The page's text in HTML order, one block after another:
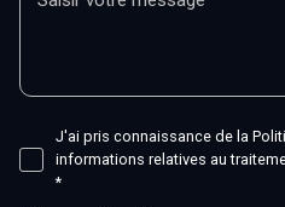
J'ai pris connaissance de la
informations relatives au
*